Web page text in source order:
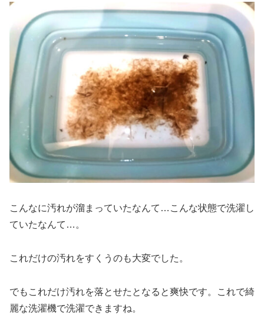
こんなに汚れが溜まっていたなんて…こんな状態で洗濯し
ていたなんて…。
これだけの汚れをすくうのも大変でした。
でもこれだけ汚れを落とせたとなると爽快です。これで綺
麗な洗濯機で洗濯できますね。